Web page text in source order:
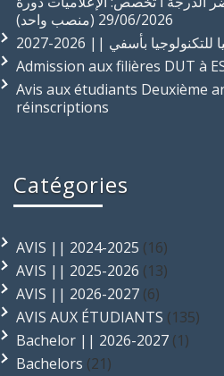
29/06/2026 (منصب واحد)
بأسفي || 2026-2027
Admission aux filières DUT à
Avis aux étudiants Deuxième
réinscriptions
Catégories
AVIS || 2024-2025 (16)
AVIS || 2025-2026 (13)
AVIS || 2026-2027 (6)
AVIS AUX ÉTUDIANTS (135)
Bachelor || 2026-2027 (1)
Bachelors (21)